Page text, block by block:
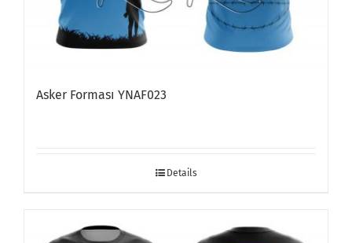
Asker Forması YNAF023
Details